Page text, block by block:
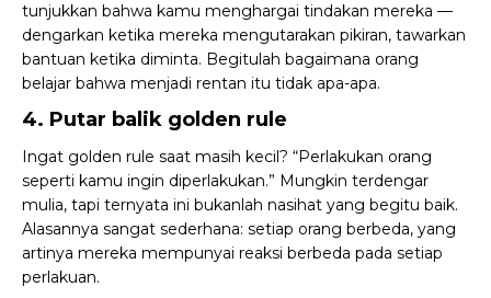
tunjukkan bahwa kamu menghargai tindakan mereka —
dengarkan ketika mereka mengutarakan pikiran, tawarkan
bantuan ketika diminta. Begitulah bagaimana orang
belajar bahwa menjadi rentan itu tidak apa-apa.
4. Putar balik golden rule
Ingat golden rule saat masih kecil? “Perlakukan orang
seperti kamu ingin diperlakukan.” Mungkin terdengar
mulia, tapi ternyata ini bukanlah nasihat yang begitu baik.
Alasannya sangat sederhana: setiap orang berbeda, yang
artinya mereka mempunyai reaksi berbeda pada setiap
perlakuan.